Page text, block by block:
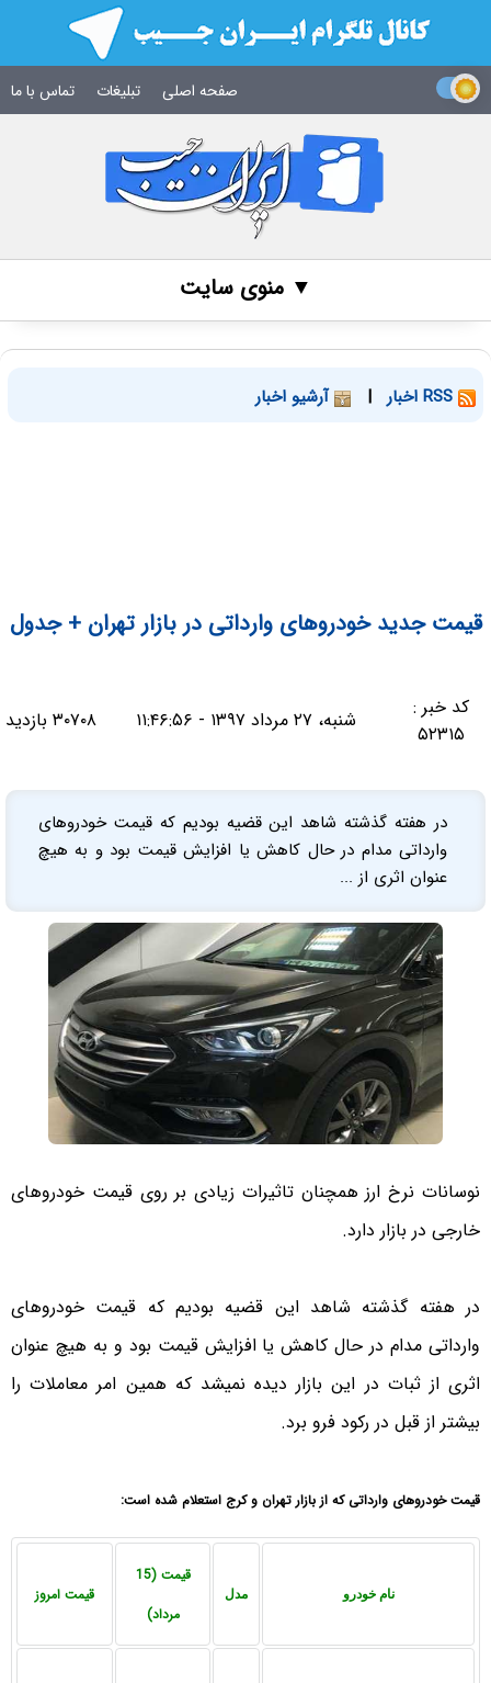
صفحه اصلی تبلیغات تماس با ما
▼ منوی سایت
| آرشیو اخبار
قیمت جدید خودروهای وارداتی در بازار تهران + جدول
کد خبر :
۵۲۳۱۵
شنبه، ۲۷ مرداد ۱۳۹۷ - ۱۱:۴۶:۵۶ ۳۰۷۰۸ بازدید
در هفته گذشته شاهد این قضیه بودیم که قیمت خودروهای
وارداتی مدام در حال کاهش یا افزایش قیمت بود و به هیچ
عنوان اثری از ...
نوسانات نرخ ارز همچنان تاثیرات زیادی بر روی قیمت خودروهای
خارجی در بازار دارد.
در هفته گذشته شاهد این قضیه بودیم که قیمت خودروهای
وارداتی مدام در حال کاهش یا افزایش قیمت بود و به هیچ عنوان
اثری از ثبات در این بازار دیده نمیشد که همین امر معاملات را
بیشتر از قبل در رکود فرو برد.
قیمت خودروهای وارداتی که از بازار تهران و کرج استعلام شده است:
نام خودرو مدل
قیمت (15
مرداد)
قیمت امروز